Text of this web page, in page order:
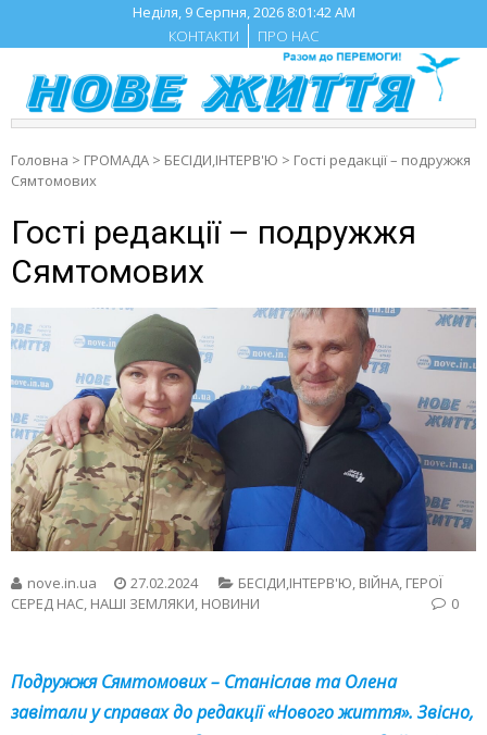
content
Неділя, 9 Серпня, 2026 8:01:43 AM
КОНТАКТИ
ПРО НАС
Головна > ГРОМАДА > БЕСIДИ,ІНТЕРВ'Ю > Гості редакції – подружжя
Сямтомових
Гості редакції – подружжя
Сямтомових
nove.in.ua 27.02.2024 БЕСIДИ,ІНТЕРВ'Ю, ВІЙНА, ГЕРОЇ
СЕРЕД НАС, НАШІ ЗЕМЛЯКИ, НОВИНИ 0
Подружжя Сямтомових – Станіслав та Олена
завітали у справах до редакції «Нового життя». Звісно,